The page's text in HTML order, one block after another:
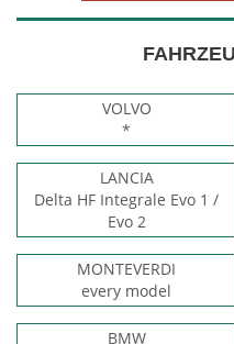
VOLVO
*
LANCIA
Delta HF Integrale Evo 1 /
Evo 2
MONTEVERDI
every model
BMW